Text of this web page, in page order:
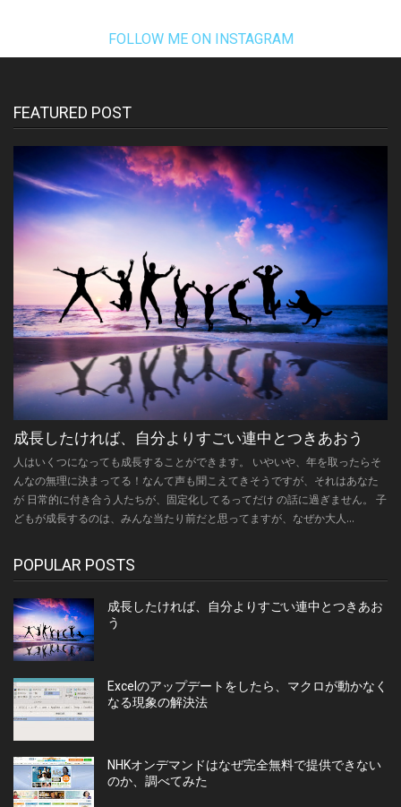
FOLLOW ME ON INSTAGRAM
FEATURED POST
成長したければ、自分よりすごい連中とつきあおう
人はいくつになっても成長することができます。 いやいや、年を取ったらそ
んなの無理に決まってる！なんて声も聞こえてきそうですが、それはあなた
が 日常的に付き合う人たちが、固定化してるってだけ の話に過ぎません。 子
どもが成長するのは、みんな当たり前だと思ってますが、なぜか大人...
POPULAR POSTS
成長したければ、自分よりすごい連中とつきあお
う
Excelのアップデートをしたら、マクロが動かなく
なる現象の解決法
NHKオンデマンドはなぜ完全無料で提供できない
のか、調べてみた